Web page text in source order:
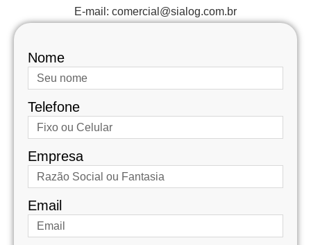
E-mail: comercial@sialog.com.br
Nome
Telefone
Empresa
Email